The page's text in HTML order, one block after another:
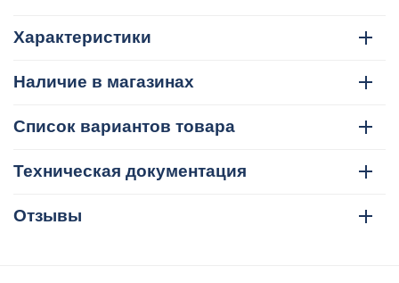
Характеристики
Наличие в магазинах
Список вариантов товара
Техническая документация
Отзывы